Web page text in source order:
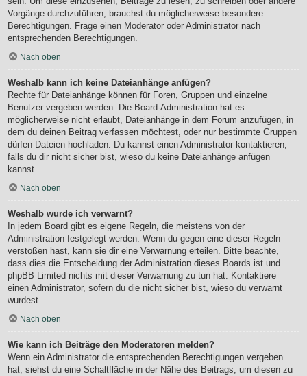
Vorgänge durchzuführen, brauchst du möglicherweise besondere
Berechtigungen. Frage einen Moderator oder Administrator nach
entsprechenden Berechtigungen.
Nach oben
Weshalb kann ich keine Dateianhänge anfügen?
Rechte für Dateianhänge können für Foren, Gruppen und einzelne
Benutzer vergeben werden. Die Board-Administration hat es
möglicherweise nicht erlaubt, Dateianhänge in dem Forum anzufügen, in
dem du deinen Beitrag verfassen möchtest, oder nur bestimmte Gruppen
dürfen Dateien hochladen. Du kannst einen Administrator kontaktieren,
falls du dir nicht sicher bist, wieso du keine Dateianhänge anfügen
kannst.
Nach oben
Weshalb wurde ich verwarnt?
In jedem Board gibt es eigene Regeln, die meistens von der
Administration festgelegt werden. Wenn du gegen eine dieser Regeln
verstoßen hast, kann sie dir eine Verwarnung erteilen. Bitte beachte,
dass dies die Entscheidung der Administration dieses Boards ist und
phpBB Limited nichts mit dieser Verwarnung zu tun hat. Kontaktiere
einen Administrator, sofern du die nicht sicher bist, wieso du verwarnt
wurdest.
Nach oben
Wie kann ich Beiträge den Moderatoren melden?
Wenn ein Administrator die entsprechenden Berechtigungen vergeben
hat, siehst du eine Schaltfläche in der Nähe des Beitrags, um diesen zu